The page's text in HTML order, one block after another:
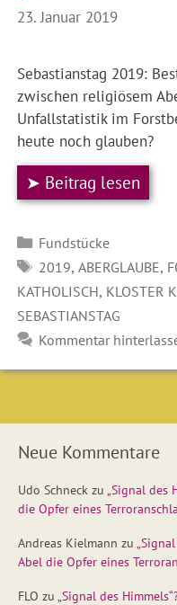
23. Januar 2019
Sebastianstag 2019:
zwischen religiösem
Unfallstatistik im
heute noch glauben?
➤ Beitrag lesen
Kategorien
Fundstücke
SCHLAGWÖRTER
2019, ABERGLAUBE,
KATHOLISCH, KLOSTER
SEBASTIANSTAG
Kommentar
Neue Kommentare
Udo Schneck zu „Signal des
die Opfer eines
Andreas Kielmann zu
Abel die Opfer eines
FLO zu „Signal des